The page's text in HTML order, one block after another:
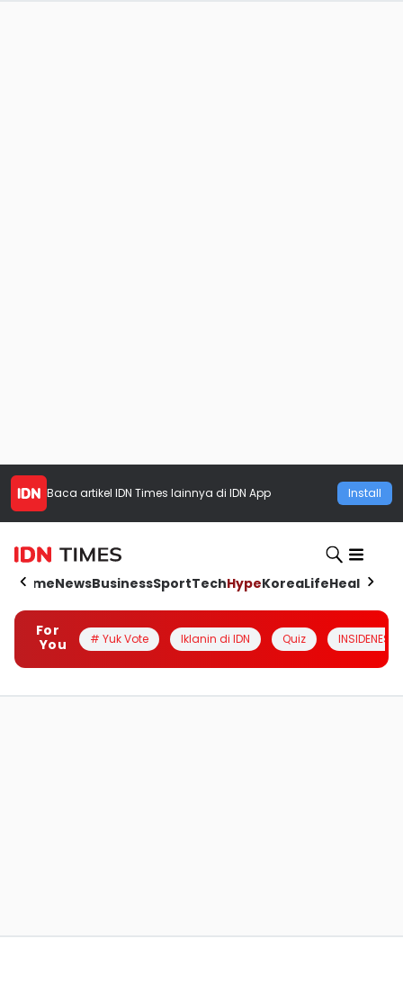
Baca artikel IDN Times lainnya di IDN App Install
HomeNewsBusinessSportTechHypeKoreaLifeHealth
For
You
# Yuk Vote Iklanin di IDN Quiz INSIDENESIA